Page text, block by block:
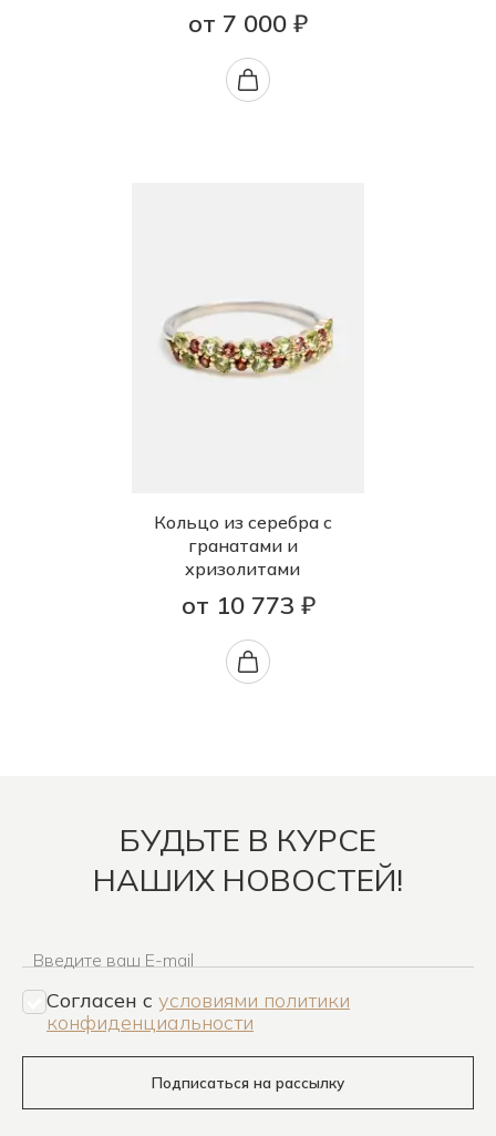
от 7 000 ₽
Кольцо из серебра с
гранатами и
хризолитами
от 10 773 ₽
БУДЬТЕ В КУРСЕ
НАШИХ НОВОСТЕЙ!
Введите ваш E-mail
Согласен c условиями политики
конфиденциальности
Подписаться на рассылку